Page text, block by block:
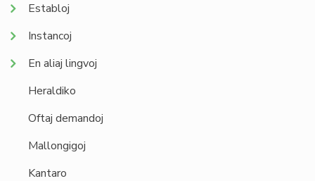
Establoj
Instancoj
En aliaj lingvoj
Heraldiko
Oftaj demandoj
Mallongigoj
Kantaro